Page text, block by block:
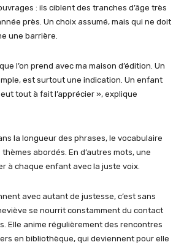
: ils ciblent des tranches d’âge très
près. Un choix assumé, mais qui ne doit
une barrière.
l’on prend avec ma maison d’édition. Un
est surtout une indication. Un enfant
tout à fait l’apprécier », explique
la longueur des phrases, le vocabulaire
abordés. En d’autres mots, une
à chaque enfant avec la juste voix.
avec autant de justesse, c’est sans
se nourrit constamment du contact
Elle anime régulièrement des rencontres
en bibliothèque, qui deviennent pour elle